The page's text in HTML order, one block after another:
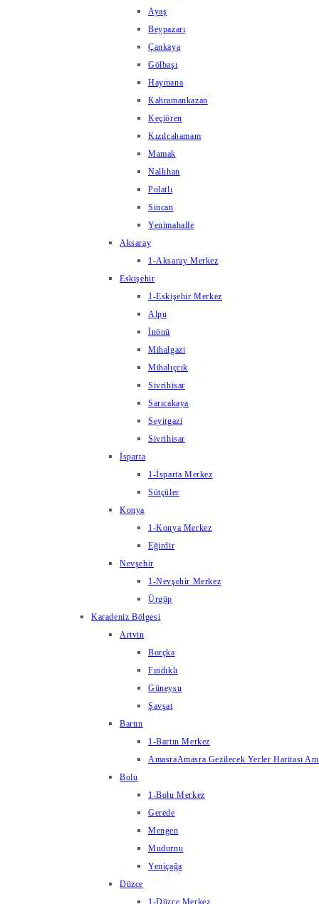
Ayaş
Beypazarı
Çankaya
Gölbaşı
Haymana
Kahramankazan
Keçiören
Kızılcahamam
Mamak
Nallıhan
Polatlı
Sincan
Yenimahalle
Aksaray
1-Aksaray Merkez
Eskişehir
1-Eskişehir Merkez
Alpu
İnönü
Mihalgazi
Mihalıçcık
Sivrihisar
Sarıcakaya
Seyitgazi
Sivrihisar
İsparta
1-İsparta Merkez
Sütçüler
Konya
1-Konya Merkez
Eğirdir
Nevşehir
1-Nevşehir Merkez
Ürgüp
Karadeniz Bölgesi
Artvin
Borçka
Fındıklı
Güneysu
Şavşat
Bartın
1-Bartın Merkez
AmasraAmasra Gezilecek Yerler Haritası
Bolu
1-Bolu Merkez
Gerede
Mengen
Mudurnu
Yeniçağa
Düzce
1-Düzce Merkez